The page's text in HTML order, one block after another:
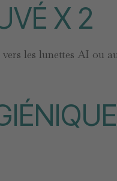
X 2
les lunettes AI ou